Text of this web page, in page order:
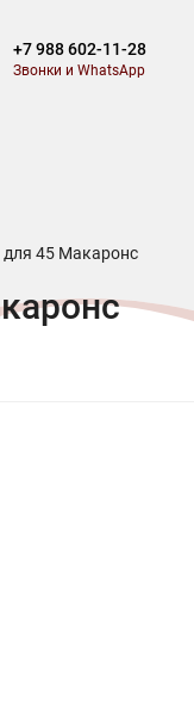
+7 988 602-11-28
Звонки и WhatsApp
45 Макаронс